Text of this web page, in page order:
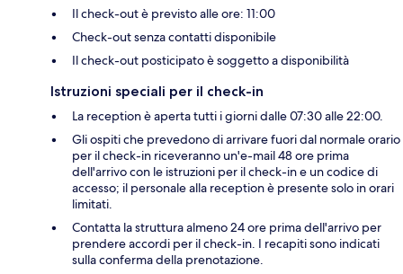
Il check-out è previsto alle ore: 11:00
Check-out senza contatti disponibile
Il check-out posticipato è soggetto a disponibilità
Istruzioni speciali per il check-in
La reception è aperta tutti i giorni dalle 07:30 alle 22:00.
Gli ospiti che prevedono di arrivare fuori dal normale orario
per il check-in riceveranno un'e-mail 48 ore prima
dell'arrivo con le istruzioni per il check-in e un codice di
accesso; il personale alla reception è presente solo in orari
limitati.
Contatta la struttura almeno 24 ore prima dell'arrivo per
prendere accordi per il check-in. I recapiti sono indicati
sulla conferma della prenotazione.